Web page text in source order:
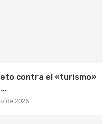
contra el «turismo»
de 2026